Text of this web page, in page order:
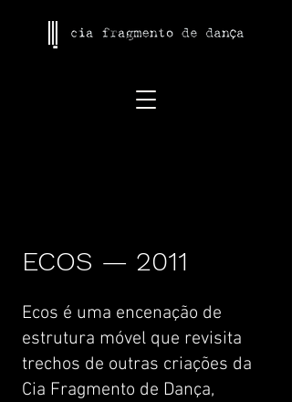
ECOS — 2011
Ecos é uma encenação de
estrutura móvel que revisita
trechos de outras criações da
Cia Fragmento de Dança,